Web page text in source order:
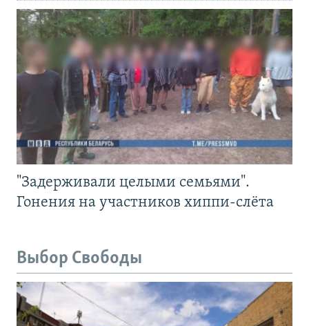
"Задерживали целыми семьями".
Гонения на участников хиппи-слёта
Выбор Свободы